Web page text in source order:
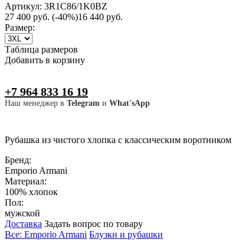
Артикул: 3R1C86/1K0BZ
27 400 руб. (-40%)16 440 руб.
Размер:
Таблица размеров
Добавить в корзину
+7 964 833 16 19
Наш менеджер в Telegram и What'sApp
Рубашка из чистого хлопка с классическим
Бренд:
Emporio Armani
Материал:
100% хлопок
Пол:
мужской
Доставка Задать вопрос по товару
Все: Emporio Armani Блузки и рубашки